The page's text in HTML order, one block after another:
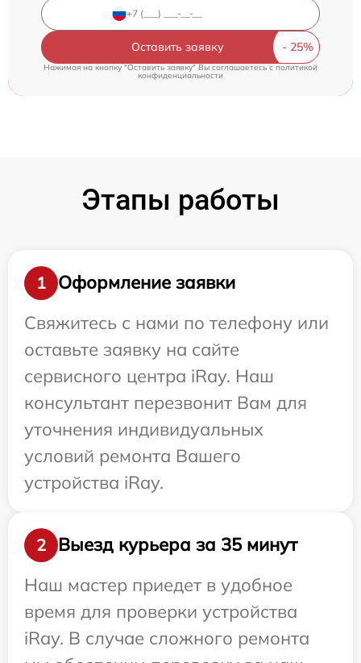
Оставить заявку
Нажимая на кнопку "Оставить заявку" Вы соглашаетесь cполитикой
конфиденциальности
Этапы работы
1
Оформление заявки
Свяжитесь с нами по телефону или
оставьте заявку на сайте
сервисного центра iRay. Наш
консультант перезвонит Вам для
уточнения индивидуальных
условий ремонта Вашего
устройства iRay.
2
Выезд курьера за 35 минут
Наш мастер приедет в удобное
время для проверки устройства
iRay. В случае сложного ремонта